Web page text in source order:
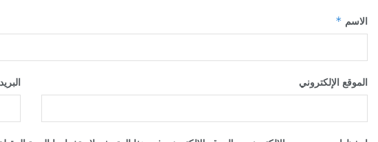
الاسم *
الموقع الإلكتروني